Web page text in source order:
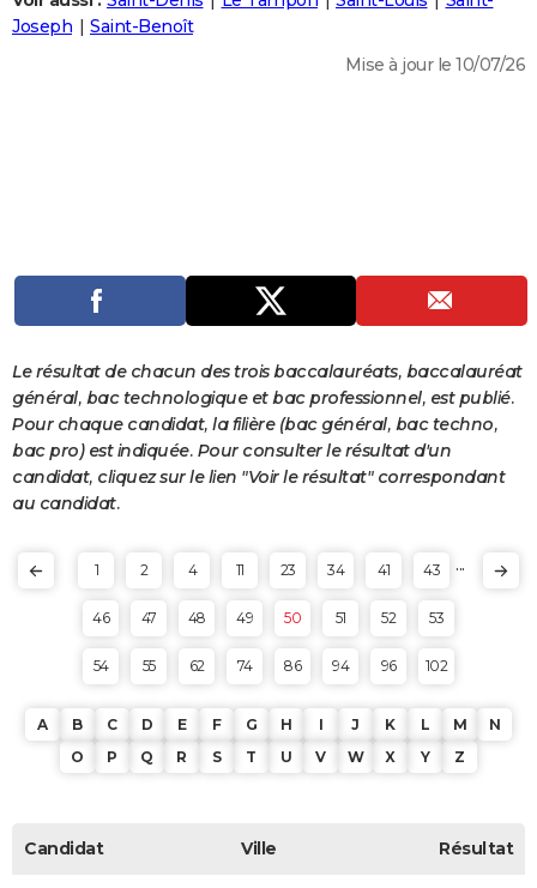
Destinations
City break
Voyage nature
Voyage de noces
Forum
Climat
+
PHOTO
PROGRAMME TV
S'inscrire
Se connecter
Lycées
Collèges
Primaires
Universités
Entreprises
Service militaire
Avis de recherche
AVIS DE DÉCÈS
FORUM
Bricolage
Lifestyle
Culture
Sport
Auto
Television
Voyage
Cinema
Joseph
Saint-Benoît
Mise à jour le 10/07/26
Le résultat de chacun des trois baccalauréats, baccalauréat
général, bac technologique et bac professionnel, est publié.
Pour chaque candidat, la filière (bac général, bac techno,
bac pro) est indiquée. Pour consulter le résultat d'un
candidat, cliquez sur le lien "Voir le résultat" correspondant
au candidat.
1 2 4 11 23 34 41 43 ...
46 47 48 49 50 51 52 53
54 55 62 74 86 94 96 102
A B C D E F G H I J K L M
N
O
P Q R S T U V W X Y Z
Candidat Ville Résultat